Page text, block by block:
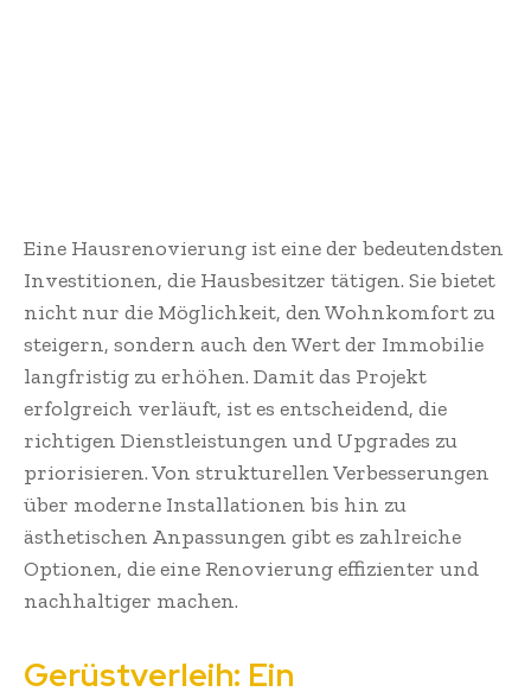
Eine Hausrenovierung ist eine der bedeutendsten
Investitionen, die Hausbesitzer tätigen. Sie bietet
nicht nur die Möglichkeit, den Wohnkomfort zu
steigern, sondern auch den Wert der Immobilie
langfristig zu erhöhen. Damit das Projekt
erfolgreich verläuft, ist es entscheidend, die
richtigen Dienstleistungen und Upgrades zu
priorisieren. Von strukturellen Verbesserungen
über moderne Installationen bis hin zu
ästhetischen Anpassungen gibt es zahlreiche
Optionen, die eine Renovierung effizienter und
nachhaltiger machen.
Gerüstverleih: Ein